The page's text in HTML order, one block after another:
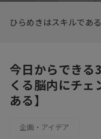
ひらめきはスキルである
今日からできる
くる脳内にチェ
ある】
企画・アイデア